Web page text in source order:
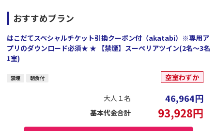
おすすめプラン
はこだてスペシャルチケット引換クーポン付（akatabi）※専用ア
プリのダウンロード必須★ ★ 【禁煙】スーペリアツイン(2名～3名
1室)
禁煙 朝食付 空室わずか
大人１名 46,964円
基本代金合計 93,928円